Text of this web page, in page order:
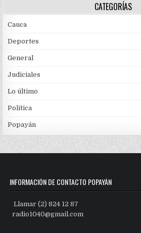
CATEGORÍAS
Cauca
Deportes
General
Judiciales
Lo último
Política
Popayán
INFORMACIÓN DE CONTACTO POPAYÁN
Llamar (2) 824 12 87
radio1040@gmail.com